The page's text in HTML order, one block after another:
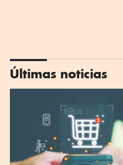
Últimas noticias